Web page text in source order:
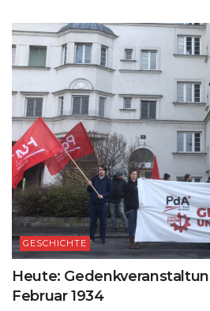
GESCHICHTE
Heute:
Februar 1934